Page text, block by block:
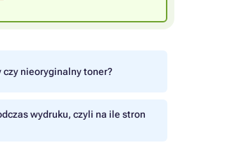
czy nieoryginalny toner?
wydruku, czyli na ile stron